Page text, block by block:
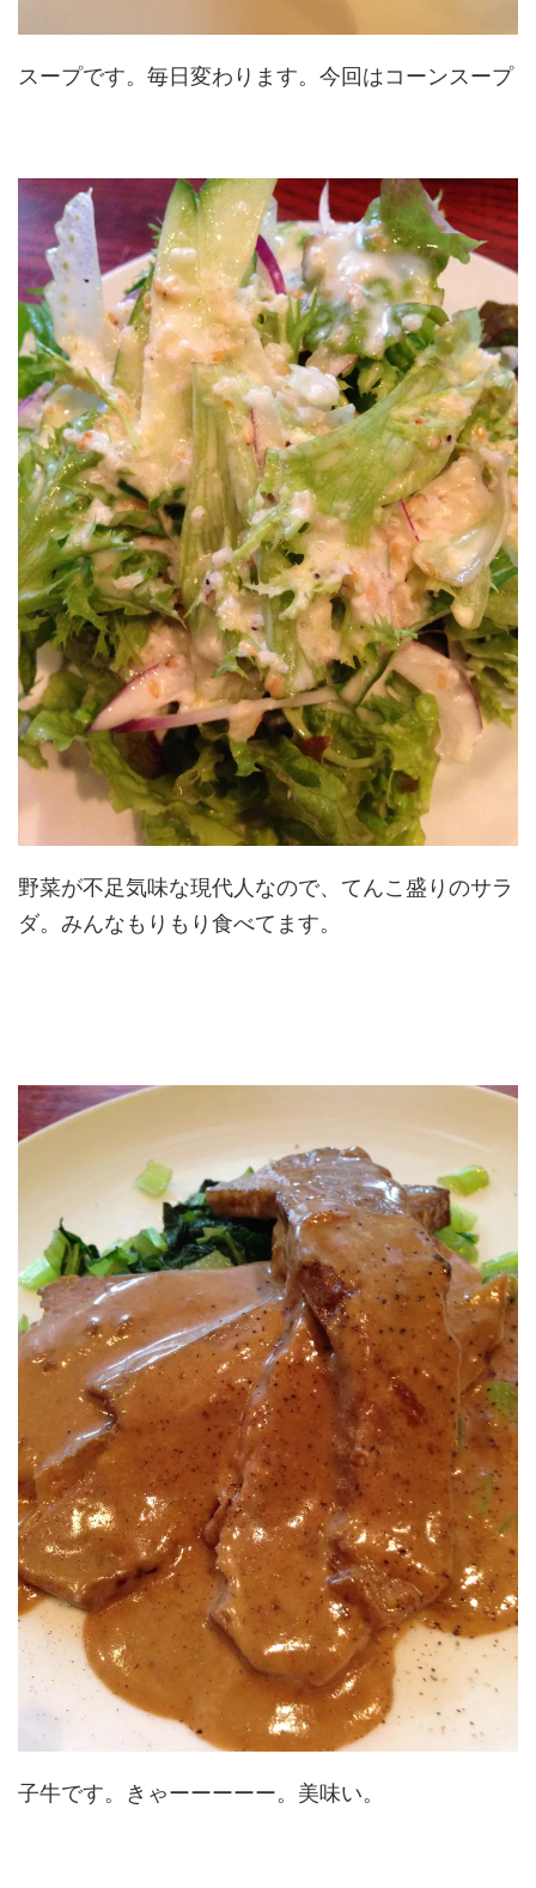
スープです。毎日変わります。今回はコーンスープ
野菜が不足気味な現代人なので、てんこ盛りのサラ
ダ。みんなもりもり食べてます。
子牛です。きゃーーーーー。美味い。